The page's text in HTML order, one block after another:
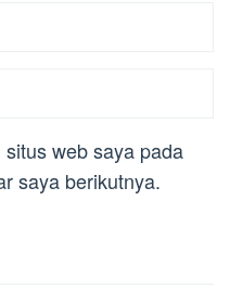
web saya pada
saya berikutnya.